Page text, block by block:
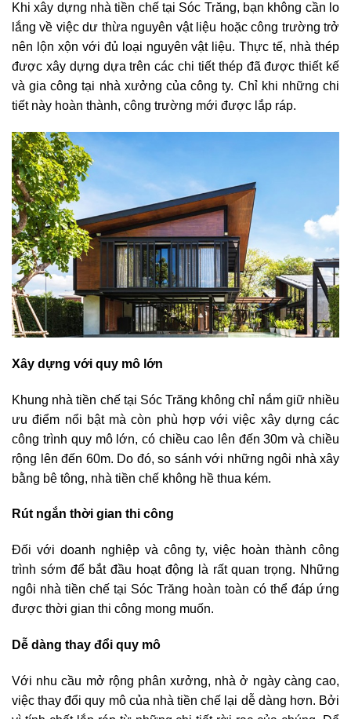
Khi xây dựng nhà tiền chế tại Sóc Trăng, bạn không cần lo
lắng về việc dư thừa nguyên vật liệu hoặc công trường trở
nên lộn xộn với đủ loại nguyên vật liệu. Thực tế, nhà thép
được xây dựng dựa trên các chi tiết thép đã được thiết kế
và gia công tại nhà xưởng của công ty. Chỉ khi những chi
tiết này hoàn thành, công trường mới được lắp ráp.
Xây dựng với quy mô lớn
Khung nhà tiền chế tại Sóc Trăng không chỉ nắm giữ nhiều
ưu điểm nổi bật mà còn phù hợp với việc xây dựng các
công trình quy mô lớn, có chiều cao lên đến 30m và chiều
rộng lên đến 60m. Do đó, so sánh với những ngôi nhà xây
bằng bê tông, nhà tiền chế không hề thua kém.
Rút ngắn thời gian thi công
Đối với doanh nghiệp và công ty, việc hoàn thành công
trình sớm để bắt đầu hoạt động là rất quan trọng. Những
ngôi nhà tiền chế tại Sóc Trăng hoàn toàn có thể đáp ứng
được thời gian thi công mong muốn.
Dễ dàng thay đổi quy mô
Với nhu cầu mở rộng phân xưởng, nhà ở ngày càng cao,
việc thay đổi quy mô của nhà tiền chế lại dễ dàng hơn. Bởi